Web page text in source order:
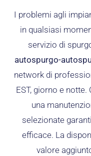
I problemi agli
in qualsiasi
servizio di
autospurgo-
network di
EST, giorno e notte.
una
selezionate
efficace. La
valore